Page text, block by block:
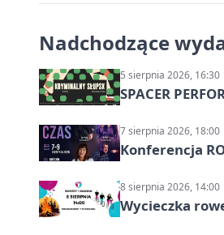
Nadchodzące
5 sierpnia 2026, 16:30
SPACER
7 sierpnia 2026, 18:00
Konferencja
8 sierpnia 2026, 14:00
Wycieczka